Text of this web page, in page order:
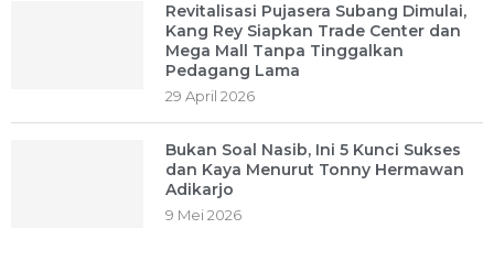
Revitalisasi Pujasera Subang Dimulai,
Kang Rey Siapkan Trade Center dan
Mega Mall Tanpa Tinggalkan
Pedagang Lama
29 April 2026
Bukan Soal Nasib, Ini 5 Kunci Sukses
dan Kaya Menurut Tonny Hermawan
Adikarjo
9 Mei 2026